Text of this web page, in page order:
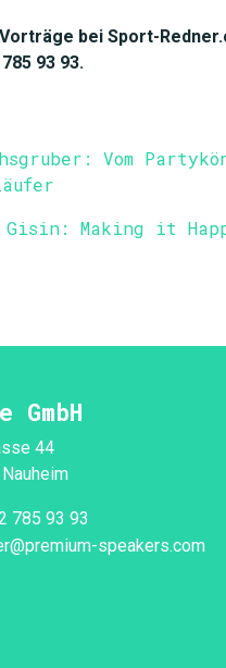
bei Sport-
93 93.
Vom
Gisin: Making it
GmbH
44
785 93 93
speakers.com